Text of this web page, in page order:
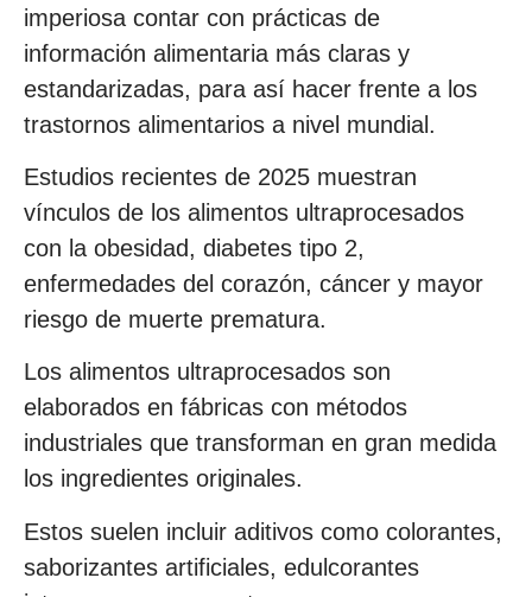
imperiosa contar con prácticas de
información alimentaria más claras y
estandarizadas, para así hacer frente a los
trastornos alimentarios a nivel mundial.
Estudios recientes de 2025 muestran
vínculos de los alimentos ultraprocesados
con la obesidad, diabetes tipo 2,
enfermedades del corazón, cáncer y mayor
riesgo de muerte prematura.
Los alimentos ultraprocesados son
elaborados en fábricas con métodos
industriales que transforman en gran medida
los ingredientes originales.
Estos suelen incluir aditivos como colorantes,
saborizantes artificiales, edulcorantes